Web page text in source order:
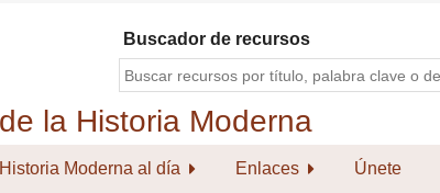
Buscador de recursos
Historia Moderna al día Enlaces Únete